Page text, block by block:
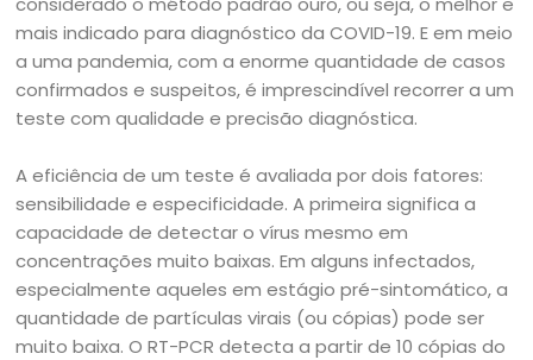
mais indicado para diagnóstico da COVID-19. E em meio
a uma pandemia, com a enorme quantidade de casos
confirmados e suspeitos, é imprescindível recorrer a um
teste com qualidade e precisão diagnóstica.
A eficiência de um teste é avaliada por dois fatores:
sensibilidade e especificidade. A primeira significa a
capacidade de detectar o vírus mesmo em
concentrações muito baixas. Em alguns infectados,
especialmente aqueles em estágio pré-sintomático, a
quantidade de partículas virais (ou cópias) pode ser
muito baixa. O RT-PCR detecta a partir de 10 cópias do